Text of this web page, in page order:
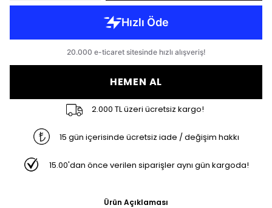
HEMEN AL
2.000 TL üzeri ücretsiz kargo!
15 gün içerisinde ücretsiz iade / değişim hakkı
15.00'dan önce verilen siparişler aynı gün kargoda!
Ürün Açıklaması